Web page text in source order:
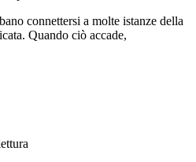
connettersi a molte istanze della
Quando ciò accade,